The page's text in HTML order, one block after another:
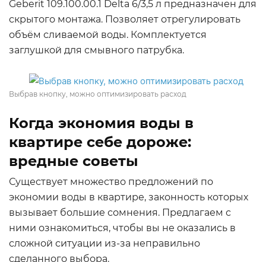
Geberit 109.100.00.1 Delta 6/3,5 л предназначен для
скрытого монтажа. Позволяет отрегулировать
объём сливаемой воды. Комплектуется
заглушкой для смывного патрубка.
Выбрав кнопку, можно оптимизировать расход
Когда экономия воды в
квартире себе дороже:
вредные советы
Существует множество предложений по
экономии воды в квартире, законность которых
вызывает большие сомнения. Предлагаем с
ними ознакомиться, чтобы вы не оказались в
сложной ситуации из-за неправильно
сделанного выбора.